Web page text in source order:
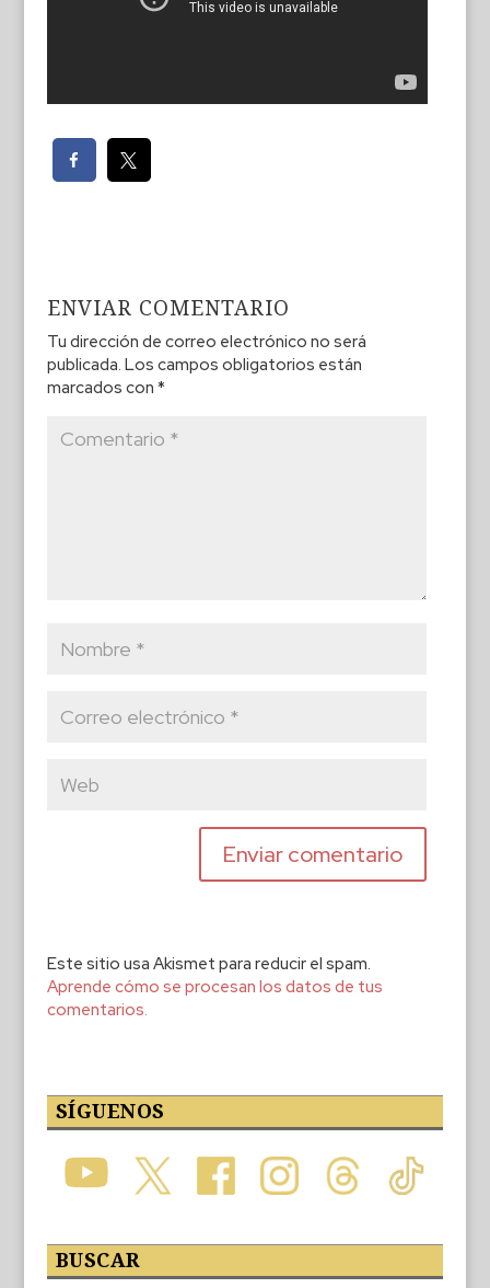
ENVIAR COMENTARIO
Tu dirección de correo electrónico no será
publicada. Los campos obligatorios están
marcados con *
Este sitio usa Akismet para reducir el spam.
Aprende cómo se procesan los datos de tus
comentarios.
SÍGUENOS
BUSCAR